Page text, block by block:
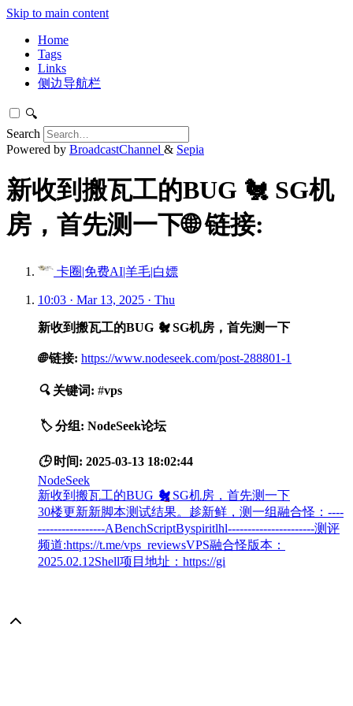
Skip to main content
Home
Tags
Links
侧边导航栏
🔍
Search
Powered by BroadcastChannel & Sepia
新收到搬瓦工的BUG 🐔 SG机
房，首先测一下🌐 链接:
卡圈|免费AI|羊毛|白嫖
10:03 · Mar 13, 2025 · Thu
新收到搬瓦工的BUG 🐔SG机房，首先测一下
🌐 链接: https://www.nodeseek.com/post-288801-1
🔍 关键词: #vps
🏷️ 分组: NodeSeek论坛
🕒 时间: 2025-03-13 18:02:44
NodeSeek
新收到搬瓦工的BUG 🐔SG机房，首先测一下
30楼更新新脚本测试结果。趁新鲜，测一组融合怪：----
-----------------ABenchScriptByspiritlhl----------------------测评
频道:https://t.me/vps_reviewsVPS融合怪版本：
2025.02.12Shell项目地址：https://gi